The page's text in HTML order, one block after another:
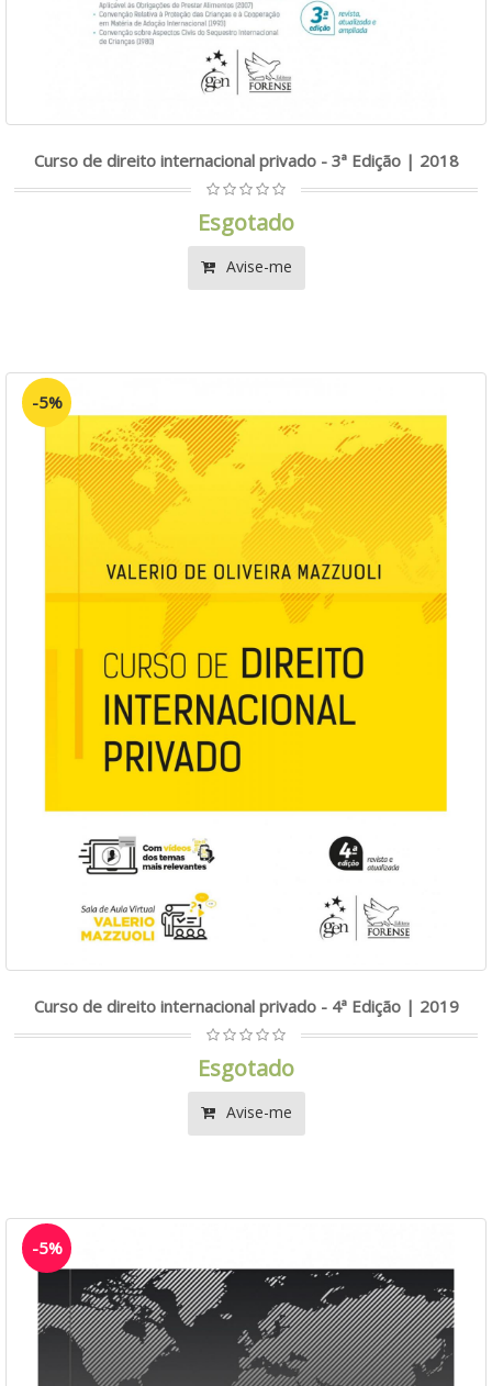
Curso de direito internacional privado - 3ª Edição | 2018
Esgotado
Avise-me
-5%
Curso de direito internacional privado - 4ª Edição | 2019
Esgotado
Avise-me
-5%